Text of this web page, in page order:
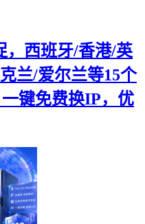
，西班牙/香港/英
兰/爱尔兰等15个
键免费换IP，优